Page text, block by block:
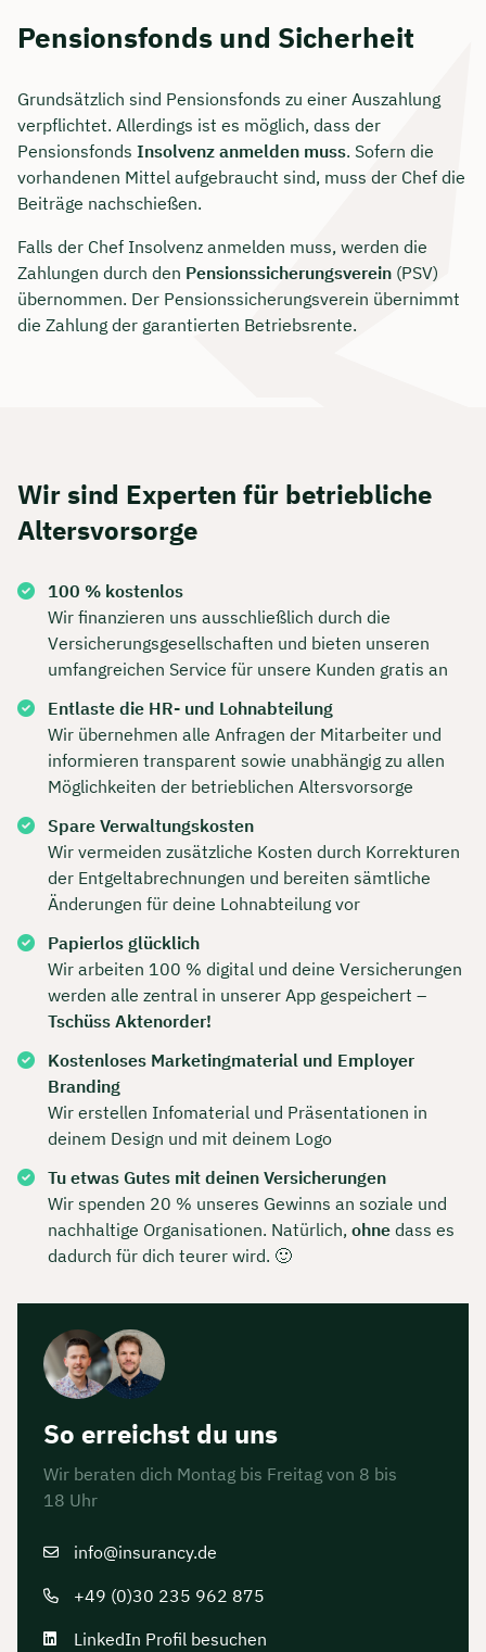
Pensionsfonds und Sicherheit
Grundsätzlich sind Pensionsfonds zu einer Auszahlung
verpflichtet. Allerdings ist es möglich, dass der
Pensionsfonds Insolvenz anmelden muss. Sofern die
vorhandenen Mittel aufgebraucht sind, muss der Chef die
Beiträge nachschießen.
Falls der Chef Insolvenz anmelden muss, werden die
Zahlungen durch den Pensionssicherungsverein (PSV)
übernommen. Der Pensionssicherungsverein übernimmt
die Zahlung der garantierten Betriebsrente.
Wir sind Experten für betriebliche
Altersvorsorge
100 % kostenlos
Wir finanzieren uns ausschließlich durch die
Versicherungsgesellschaften und bieten unseren
umfangreichen Service für unsere Kunden gratis an
Entlaste die HR- und Lohnabteilung
Wir übernehmen alle Anfragen der Mitarbeiter und
informieren transparent sowie unabhängig zu allen
Möglichkeiten der betrieblichen Altersvorsorge
Spare Verwaltungskosten
Wir vermeiden zusätzliche Kosten durch Korrekturen
der Entgeltabrechnungen und bereiten sämtliche
Änderungen für deine Lohnabteilung vor
Papierlos glücklich
Wir arbeiten 100 % digital und deine Versicherungen
werden alle zentral in unserer App gespeichert –
Tschüss Aktenorder!
Kostenloses Marketingmaterial und Employer
Branding
Wir erstellen Infomaterial und Präsentationen in
deinem Design und mit deinem Logo
Tu etwas Gutes mit deinen Versicherungen
Wir spenden 20 % unseres Gewinns an soziale und
nachhaltige Organisationen. Natürlich, ohne dass es
dadurch für dich teurer wird. 🙂
So erreichst du uns
Wir beraten dich Montag bis Freitag von 8 bis
18 Uhr
info@insurancy.de
+49 (0)30 235 962 875
LinkedIn Profil besuchen